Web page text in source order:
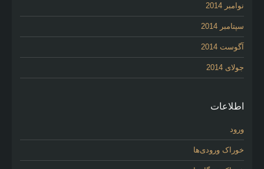
نوامبر 2014
سپتامبر 2014
آگوست 2014
جولای 2014
اطلاعات
ورود
خوراک ورودی‌ها